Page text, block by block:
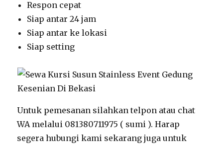
Respon cepat
Siap antar 24 jam
Siap antar ke lokasi
Siap setting
Untuk pemesanan silahkan telpon atau chat
WA melalui 081380711975 ( sumi ). Harap
segera hubungi kami sekarang juga untuk